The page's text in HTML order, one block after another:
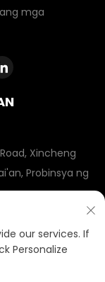
mga
Xincheng
Probinsya ng
our services. If
Personalize